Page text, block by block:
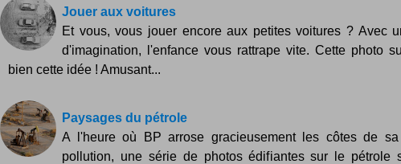
Jouer aux voitures
Et vous, vous jouer encore aux petites voitures ? Avec
d'imagination, l'enfance vous rattrape vite. Cette photo
bien cette idée ! Amusant...
Paysages du pétrole
A l'heure où BP arrose gracieusement les côtes de
pollution, une série de photos édifiantes sur le pétrole